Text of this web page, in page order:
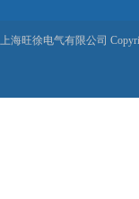
上海旺徐电气有限公司